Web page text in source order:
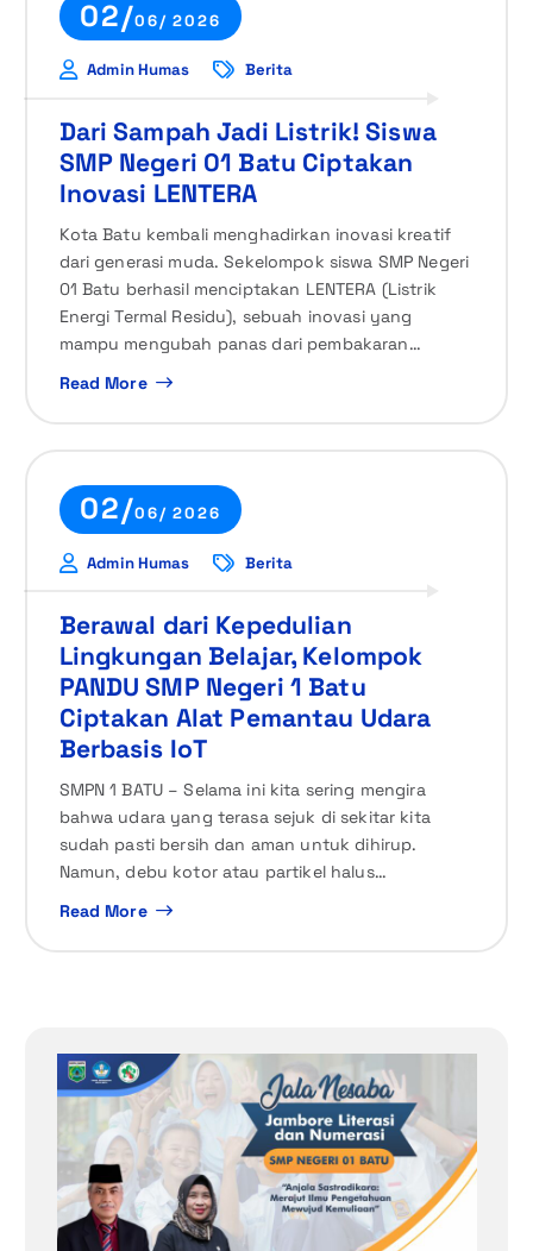
02/06/ 2026
Admin Humas Berita
Dari Sampah Jadi Listrik! Siswa
SMP Negeri 01 Batu Ciptakan
Inovasi LENTERA
Kota Batu kembali menghadirkan inovasi kreatif
dari generasi muda. Sekelompok siswa SMP Negeri
01 Batu berhasil menciptakan LENTERA (Listrik
Energi Termal Residu), sebuah inovasi yang
mampu mengubah panas dari pembakaran…
Read More
02/06/ 2026
Admin Humas Berita
Berawal dari Kepedulian
Lingkungan Belajar, Kelompok
PANDU SMP Negeri 1 Batu
Ciptakan Alat Pemantau Udara
Berbasis IoT
SMPN 1 BATU – Selama ini kita sering mengira
bahwa udara yang terasa sejuk di sekitar kita
sudah pasti bersih dan aman untuk dihirup.
Namun, debu kotor atau partikel halus…
Read More